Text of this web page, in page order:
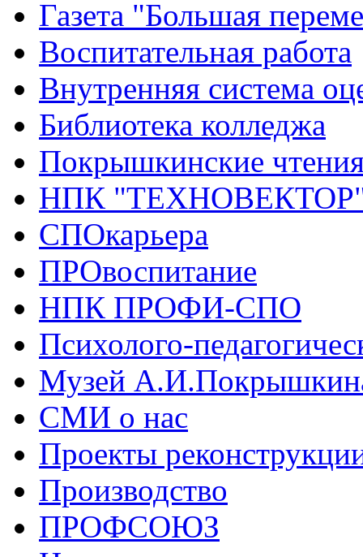
Газета "Большая
Воспитательная работа
Внутренняя система
Библиотека колледжа
Покрышкинские
НПК
СПОкарьера
ПРОвоспитание
НПК ПРОФИ-СПО
Психолого-
Музей
СМИ о нас
Проекты
Производство
ПРОФСОЮЗ